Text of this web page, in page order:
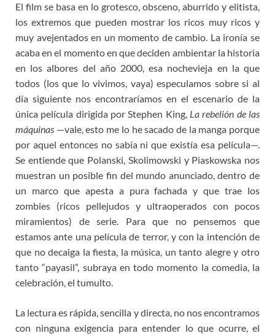
El film se basa en lo grotesco, obsceno, aburrido y elitista,
los extremos que pueden mostrar los ricos muy ricos y
muy avejentados en un momento de cambio. La ironía se
acaba en el momento en que deciden ambientar la historia
en los albores del año 2000, esa nochevieja en la que
todos (los que lo vivimos, vaya) especulamos sobre si al
día siguiente nos encontraríamos en el escenario de la
única película dirigida por Stephen King, La rebelión de las
máquinas —vale, esto me lo he sacado de la manga porque
por aquel entonces no sabía ni que existía esa película—.
Se entiende que Polanski, Skolimowski y Piaskowska nos
muestran un posible fin del mundo anunciado, dentro de
un marco que apesta a pura fachada y que trae los
zombies (ricos pellejudos y ultraoperados con pocos
miramientos) de serie. Para que no pensemos que
estamos ante una película de terror, y con la intención de
que no decaiga la fiesta, la música, un tanto alegre y otro
tanto “payasil”, subraya en todo momento la comedia, la
celebración, el tumulto.
La lectura es rápida, sencilla y directa, no nos encontramos
con ninguna exigencia para entender lo que ocurre, el